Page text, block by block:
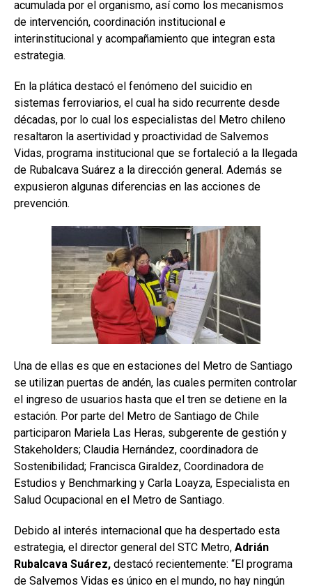
acumulada por el organismo, así como los mecanismos
de intervención, coordinación institucional e
interinstitucional y acompañamiento que integran esta
estrategia.
En la plática destacó el fenómeno del suicidio en
sistemas ferroviarios, el cual ha sido recurrente desde
décadas, por lo cual los especialistas del Metro chileno
resaltaron la asertividad y proactividad de Salvemos
Vidas, programa institucional que se fortaleció a la llegada
de Rubalcava Suárez a la dirección general. Además se
expusieron algunas diferencias en las acciones de
prevención.
Una de ellas es que en estaciones del Metro de Santiago
se utilizan puertas de andén, las cuales permiten controlar
el ingreso de usuarios hasta que el tren se detiene en la
estación. Por parte del Metro de Santiago de Chile
participaron Mariela Las Heras, subgerente de gestión y
Stakeholders; Claudia Hernández, coordinadora de
Sostenibilidad; Francisca Giraldez, Coordinadora de
Estudios y Benchmarking y Carla Loayza, Especialista en
Salud Ocupacional en el Metro de Santiago.
Debido al interés internacional que ha despertado esta
estrategia, el director general del STC Metro, Adrián
Rubalcava Suárez, destacó recientemente: “El programa
de Salvemos Vidas es único en el mundo, no hay ningún